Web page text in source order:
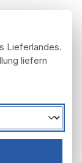
Lieferlandes.
liefern